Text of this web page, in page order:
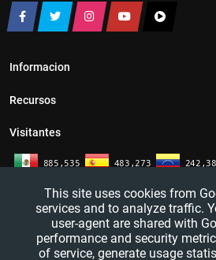
Informacion
Recursos
Visitantes
This site uses cookies from
services and to analyze traffic.
user-agent are shared with
performance and security
of service, generate usage